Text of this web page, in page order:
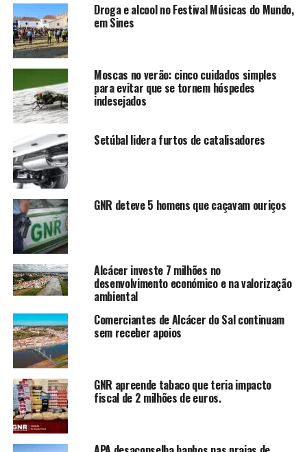
Droga e alcool no Festival Músicas do Mundo,
em Sines
Moscas no verão: cinco cuidados simples
para evitar que se tornem hóspedes
indesejados
Setúbal lidera furtos de catalisadores
GNR deteve 5 homens que caçavam ouriços
Alcácer investe 7 milhões no
desenvolvimento económico e na valorização
ambiental
Comerciantes de Alcácer do Sal continuam
sem receber apoios
GNR apreende tabaco que teria impacto
fiscal de 2 milhões de euros.